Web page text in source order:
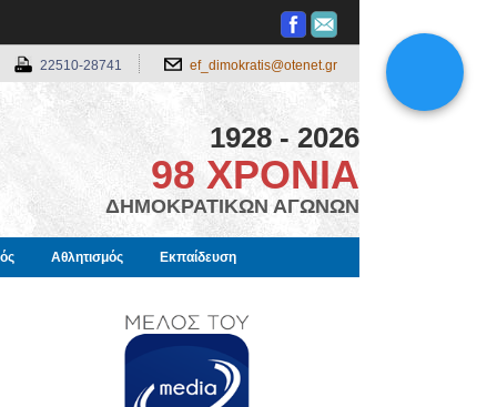
22510-28741 ef_dimokratis@otenet.gr
1928 - 2026
98 ΧΡΟΝΙΑ
ΔΗΜΟΚΡΑΤΙΚΩΝ ΑΓΩΝΩΝ
Αθλητισμός Εκπαίδευση